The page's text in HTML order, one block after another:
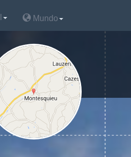
Mundo
Mundo